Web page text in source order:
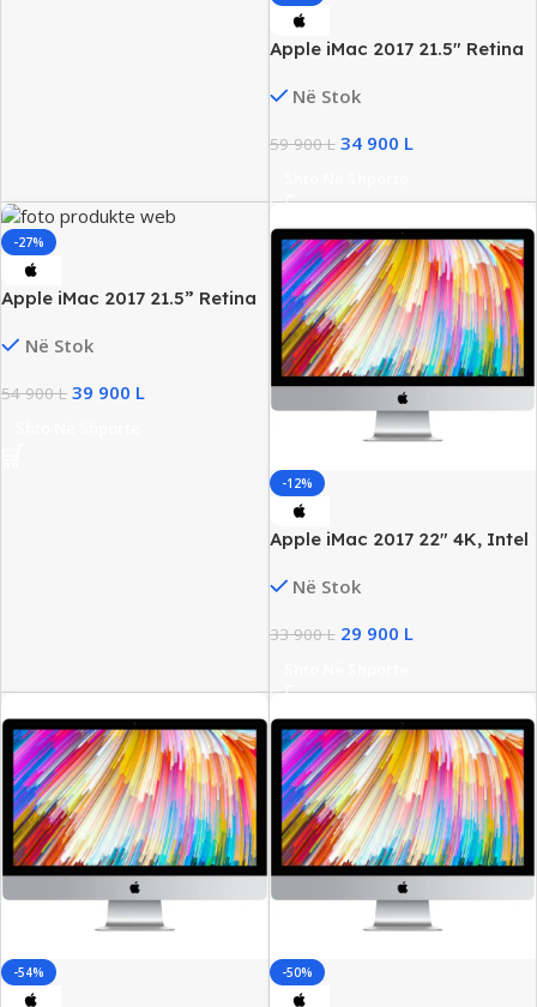
Apple iMac 2017 21.5″ Retina
DDR4, 256GB SSD, Radeon
Në Stok
59 900L 34 900 L
-27%
Apple iMac 2017 21.5” Retina
256GB SSD, Radeon Pro 4GB
Në Stok
54 900L 39 900 L
-12%
Apple iMac 2017 22″ 4K, Intel
SSD, AMD Radeon 555/2GB
Në Stok
33 900L 29 900 L
-54% -50%